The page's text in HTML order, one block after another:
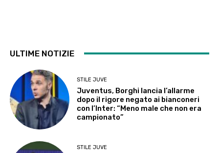
ULTIME NOTIZIE
STILE JUVE
Juventus, Borghi lancia l’allarme
dopo il rigore negato ai bianconeri
con l’Inter: “Meno male che non era
campionato”
STILE JUVE